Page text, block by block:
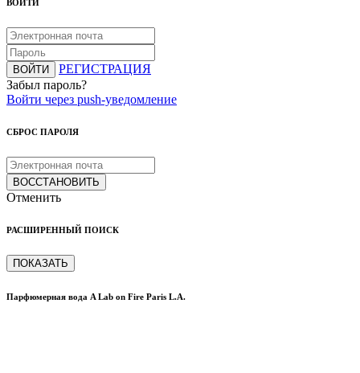
ВОЙТИ
ВОЙТИ
РЕГИСТРАЦИЯ
Забыл пароль?
Войти через push-уведомление
СБРОС ПАРОЛЯ
ВОССТАНОВИТЬ
Отменить
РАСШИРЕННЫЙ ПОИСК
ПОКАЗАТЬ
Парфюмерная вода A Lab on Fire Paris L.A.